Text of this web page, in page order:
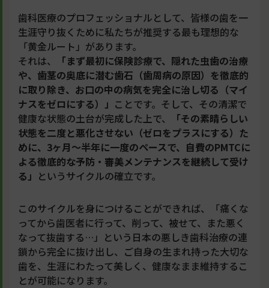
歯科医療のプロフェッショナルとして、皆様の歯を一
生涯守り抜くために私たちが推奨する最も理想的な
「黄金ルート」があります。
それは、
「まず最初に保険診療で、隠れた虫歯の治療
や、歯茎の奥底に潜む歯石（歯周病の原因）を徹底的
に取り除き、お口の中の病気を完全に治し切る（マイ
ナスをゼロにする）」 ことです。そして、その清潔で
健康な状態の土台が完成した上で、
「その素晴らしい
状態を二度と悪化させない（ゼロをプラスにする）た
めに、3ヶ月〜半年に一度のペースで、自費のPMTCに
よる徹底的な予防・審美メンテナンスを継続して受け
る」 というサイクルの確立です。
このサイクルを身につけることができれば、「痛くな
ってから歯医者に行って、削って、被せて、また悪く
なって抜歯する…」という日本の悪しき歯科治療の連
鎖から完全に抜け出し、ご自身の生まれ持った大切な
歯を、生涯にわたって美しく、健康なまま維持するこ
とが可能になります。